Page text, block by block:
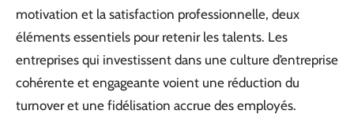
motivation et la satisfaction professionnelle, deux
éléments essentiels pour retenir les talents. Les
entreprises qui investissent dans une culture d’entreprise
cohérente et engageante voient une réduction du
turnover et une fidélisation accrue des employés.